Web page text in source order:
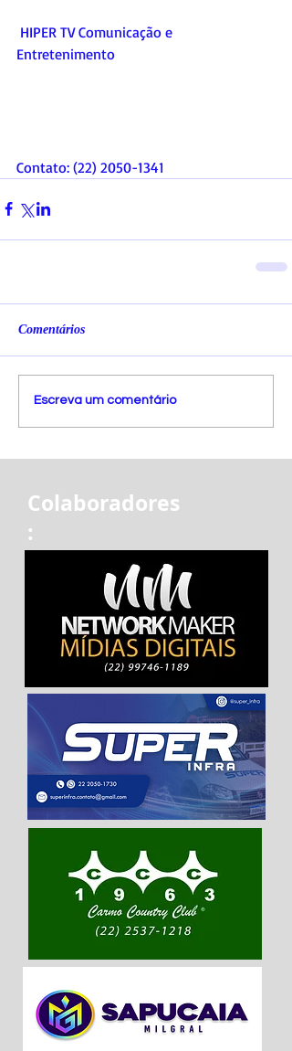
Entretenimento
Contato: (22) 2050-1341
Comentários
Escreva um comentário
Colaboradores
: